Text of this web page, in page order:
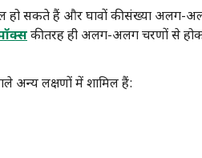
हो सकते हैं और घावों की संख्या अलग-
की तरह ही अलग-अलग चरणों से
अन्य लक्षणों में शामिल हैं: